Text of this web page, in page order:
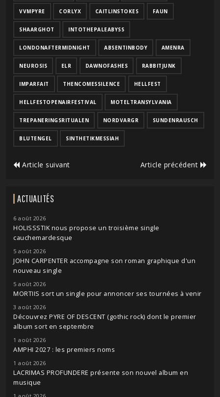
VVMPYRE CORLYX CAITLINSTOKES FAUN
SHAARGHOT INTOTHEPALEABYSS
LONDONAFTERMIDNIGHT ABSENTINBODY AMENRA
NEUROSIS ELR DAWNOFASHES RABBITJUNK
IMPARFAIT THENCOMESSILENCE HELLFEST
HELLFESTOPENAIRFESTIVAL MOTELTRANSYLVANIA
TREPANERINGSRITUALEN NORDVARGR SUNDENRAUSCH
BLUTENGEL SINTHETIKMESSIAH
Article suivant Article précédent
ACTUALITÉS
6 août 2026
HOLISSSTIK nous propose un troisième single
cauchemardesque
5 août 2026
JOHN CARPENTER accompagne son roman graphique d'un
nouveau single
5 août 2026
MORTIIS sort un single pour annoncer ses tournées à venir
3 août 2026
Découvrez PYRE OF DESCENT (gothic rock) dont le premier
album sort en septembre
1 août 2026
AMPHI 2027 : les premiers noms
1 août 2026
LACRIMAS PROFUNDERE présente son nouvel album en
musique